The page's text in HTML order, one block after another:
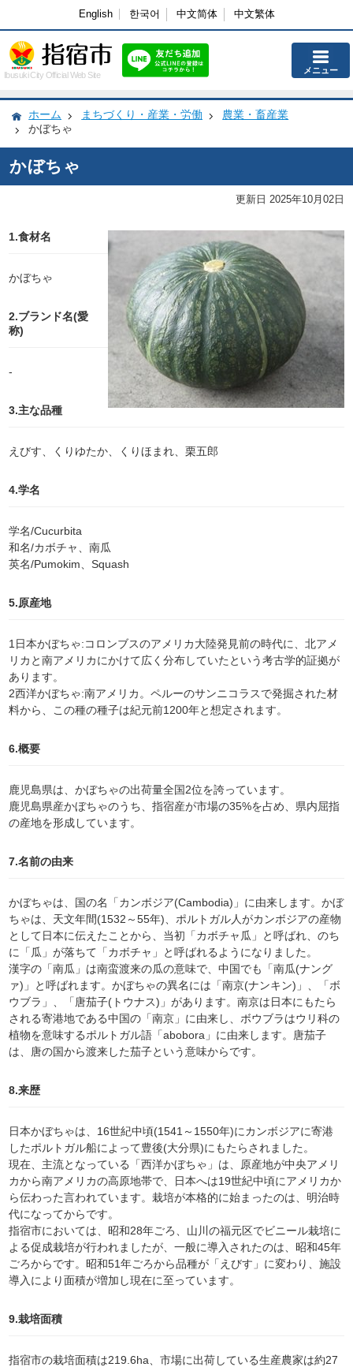
English 한국어 中文简体 中文繁体
Ibusuki City Official Web Site メニュー
ホーム まちづくり・産業・労働
農業・畜産業
かぼちゃ
かぼちゃ
更新日 2025年10月02日
1.食材名
かぼちゃ
2.ブランド名(愛
称)
-
3.主な品種
えびす、くりゆたか、くりほまれ、栗五郎
4.学名
学名/Cucurbita
和名/カボチャ、南瓜
英名/Pumokim、Squash
5.原産地
1日本かぼちゃ:コロンブスのアメリカ大陸発見前の時代に、北アメ
リカと南アメリカにかけて広く分布していたという考古学的証拠が
あります。
2西洋かぼちゃ:南アメリカ。ペルーのサンニコラスで発掘された材
料から、この種の種子は紀元前1200年と想定されます。
6.概要
鹿児島県は、かぼちゃの出荷量全国2位を誇っています。
鹿児島県産かぼちゃのうち、指宿産が市場の35%を占め、県内屈指
の産地を形成しています。
7.名前の由来
かぼちゃは、国の名「カンボジア(Cambodia)」に由来します。かぼ
ちゃは、天文年間(1532～55年)、ポルトガル人がカンボジアの産物
として日本に伝えたことから、当初「カボチャ瓜」と呼ばれ、のち
に「瓜」が落ちて「カボチャ」と呼ばれるようになりました。
漢字の「南瓜」は南蛮渡来の瓜の意味で、中国でも「南瓜(ナング
ァ)」と呼ばれます。かぼちゃの異名には「南京(ナンキン)」、「ボ
ウブラ」、「唐茄子(トウナス)」があります。南京は日本にもたら
される寄港地である中国の「南京」に由来し、ボウブラはウリ科の
植物を意味するポルトガル語「abobora」に由来します。唐茄子
は、唐の国から渡来した茄子という意味からです。
8.来歴
日本かぼちゃは、16世紀中頃(1541～1550年)にカンボジアに寄港
したポルトガル船によって豊後(大分県)にもたらされました。
現在、主流となっている「西洋かぼちゃ」は、原産地が中央アメリ
カから南アメリカの高原地帯で、日本へは19世紀中頃にアメリカか
ら伝わった言われています。栽培が本格的に始まったのは、明治時
代になってからです。
指宿市においては、昭和28年ごろ、山川の福元区でビニール栽培に
よる促成栽培が行われましたが、一般に導入されたのは、昭和45年
ごろからです。昭和51年ごろから品種が「えびす」に変わり、施設
導入により面積が増加し現在に至っています。
9.栽培面積
指宿市の栽培面積は219.6ha、市場に出荷している生産農家は約27